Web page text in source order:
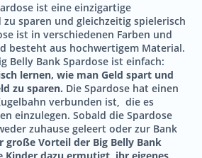
ist eine einzigartige
sparen und gleichzeitig spielerisch
ist in verschiedenen Farben und
besteht aus hochwertigem Material.
Belly Bank Spardose ist einfach:
lernen, wie man Geld spart und
zu sparen. Die Spardose hat einen
verbunden ist, die es
einzulegen. Sobald die Spardose
zuhause geleert oder zur Bank
große Vorteil der Big Belly Bank